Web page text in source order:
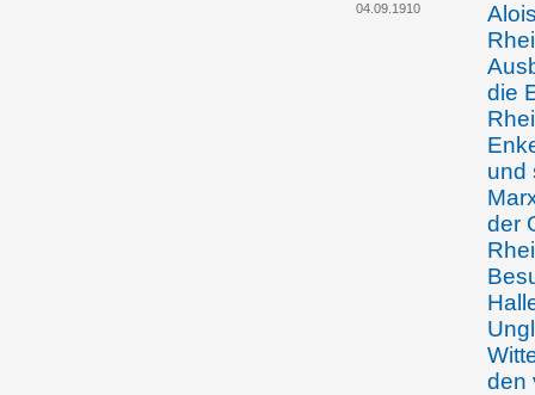
04.09.1910
die
und
der
den